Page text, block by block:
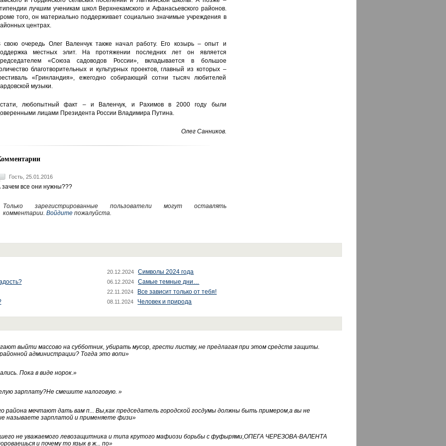
лучшим ученикам школ Верхнекамского и Афанасьевского районов.
того, он материально поддерживает социально значимые учреждения в
центрах.
свою очередь Олег Валенчук также начал работу. Его козырь – опыт и
местных элит. На протяжении последних лет он является
«Союза садоводов России», вкладывается в большое
благотворительных и культурных проектов, главный из которых –
«Гринландия», ежегодно собирающий сотни тысяч любителей
музыки.
любопытный факт – и Валенчук, и Рахимов в 2000 году были
лицами Президента России Владимира Путина.
Олег Санников.
Гость, 25.01.2016
зачем все они нужны???
Только зарегистрированные пользователи могут оставлять
комментарии. Войдитепожалуйста.
20.12.2024 Символы 2024 года
06.12.2024 Самые темные дни…
22.11.2024 Все зависит только от тебя!
08.11.2024 Человек и природа
выйти массово на субботник, убирать мусор, грести листву, не предлагая при этом средств защиты.
администрации? Тогда это вопи»
Пока в виде норок.»
зарплату?Не смешите налоговую. »
района мечтают дать вам п... Вы,как председатель городской госдумы должны быть примером,а вы не
называете зарплатой и применяете физи»
не уважаемого левозащитника и типа крутого мафиози борьбы с фуфырями,ОПЕГА ЧЕРЕЗОВА-ВАЛЕНТА
и почему то язык в ж... по»